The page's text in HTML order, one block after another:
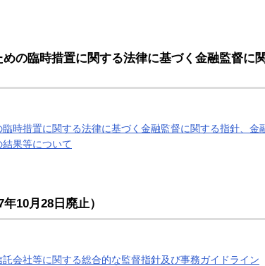
の臨時措置に関する法律に基づく金融監督に関
時措置に関する法律に基づく金融監督に関する指針、金
果等について
10月28日廃止）
会社等に関する総合的な監督指針及び事務ガイドライン